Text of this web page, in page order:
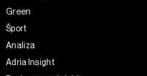
Green
Šport
Analiza
Adria Insight